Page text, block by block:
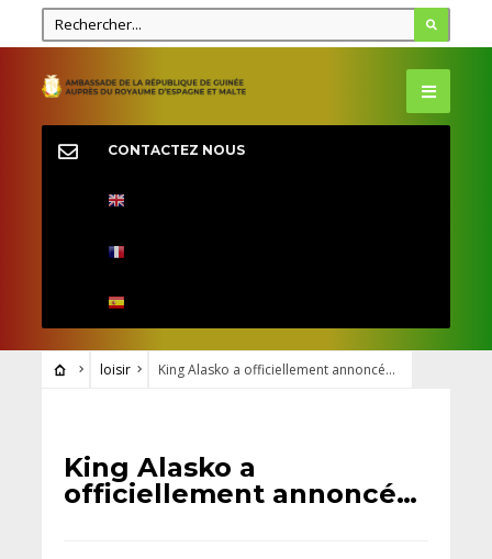
CONTACTEZ NOUS
loisir King Alasko a officiellement annoncé…
King Alasko a
officiellement annoncé…